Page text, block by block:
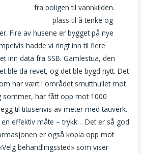
fra boligen til vannkilden.
plass til å tenke og
Fire av husene er bygget på nye
hadde vi ringt inn til flere
inn data fra SSB. Gamlestua, den
ble da revet, og det ble bygd nytt. Det
har vært i området smutthullet mot
sommer, har fått opp mot 1000
til titusenvis av meter med tauverk.
effektiv måte – trykk… Det er så god
er også kopla opp mot
behandlingssted» som viser